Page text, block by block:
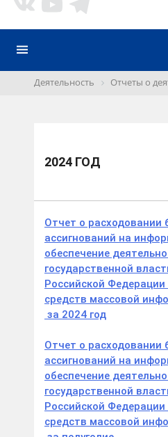
Деятельность Отчеты о
2024 ГОД
Отчет о
ассигнований на
обеспечение
государственной
Российской
средств массовой
за 2024 год
Отчет о
ассигнований на
обеспечение
государственной
Российской
средств массовой